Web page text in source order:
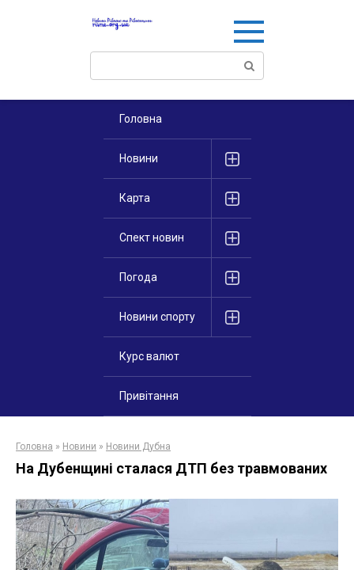
Поиск:
Головна
Новини
Карта
Спект новин
Погода
Новини спорту
Курс валют
Привітання
Головна » Новини » Новини Дубна
На Дубенщині сталася ДТП без травмованих